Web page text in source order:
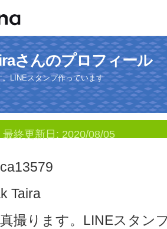
さんのプロフィール
。LINEスタンプ作っています
最終更新日: 2020/08/05
Taira
撮ります。LINEスタン